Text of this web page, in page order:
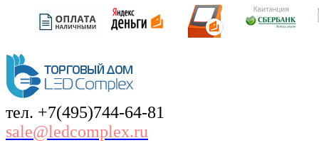
тел. +7(495)744-64-81
sale@ledcomplex.ru